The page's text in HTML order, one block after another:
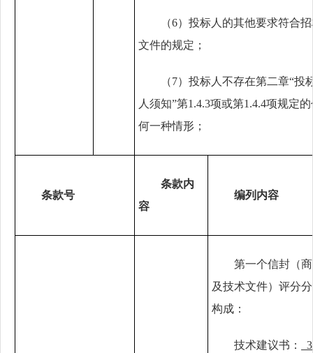
（6）投标人的其他要求符合
文件的规定；
（7）投标人不存在第二章“投
人须知”第1.4.3项或第1.4.4项规定的
何一种情形；
条款号
条款内
容
编列内容
第一个信封（
及技术文件）评分
构成：
技术建议书： 3